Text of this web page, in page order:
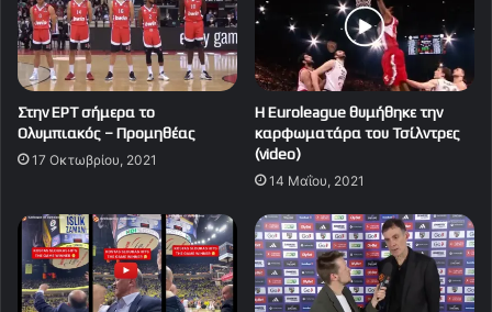
Στην ΕΡΤ σήμερα το
Ολυμπιακός – Προμηθέας
17 Οκτωβρίου, 2021
Η Euroleague θυμήθηκε την
καρφωματάρα του Τσίλντρες
(video)
14 Μαΐου, 2021